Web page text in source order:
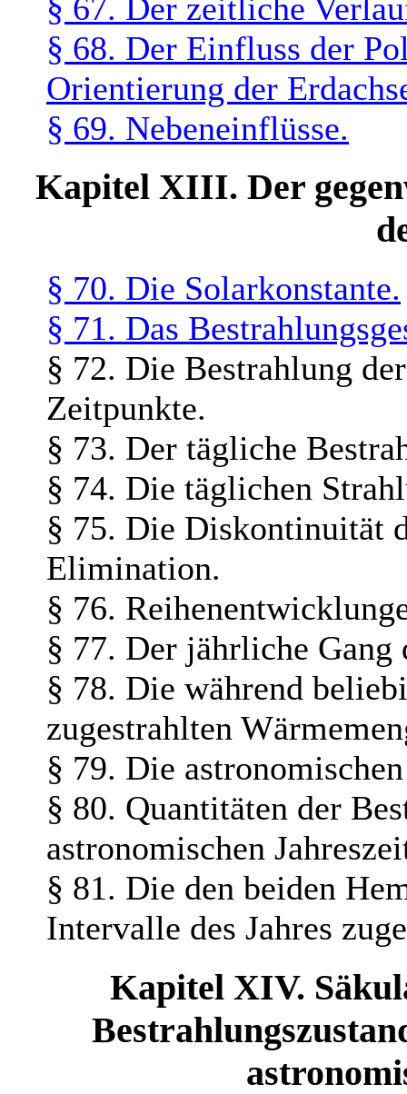
§ 67. Der zeitliche
§ 68. Der Einfluss der
Orientierung der
§ 69. Nebeneinflüsse.
Kapitel XIII. Der
§ 70. Die Solarkonstante.
§ 71. Das
§ 72. Die Bestrahlung
Zeitpunkte.
§ 73. Der tägliche
§ 74. Die täglichen
§ 75. Die Diskontinuität
Elimination.
§ 76.
§ 77. Der jährliche Gang
§ 78. Die während
zugestrahlten
§ 79. Die
§ 80. Quantitäten der
astronomischen
§ 81. Die den beiden
Intervalle des Jahres
Kapitel XIV.